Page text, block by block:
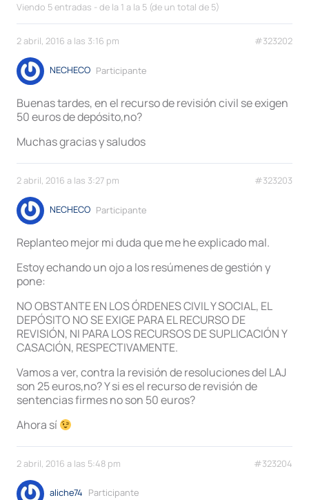
Viendo 5 entradas - de la 1 a la 5 (de un total de 5)
2 abril, 2016 a las 3:16 pm #323202
NECHECO Participante
Buenas tardes, en el recurso de revisión civil se exigen
50 euros de depósito,no?
Muchas gracias y saludos
2 abril, 2016 a las 3:27 pm #323203
NECHECO Participante
Replanteo mejor mi duda que me he explicado mal.
Estoy echando un ojo a los resúmenes de gestión y
pone:
NO OBSTANTE EN LOS ÓRDENES CIVIL Y SOCIAL, EL
DEPÓSITO NO SE EXIGE PARA EL RECURSO DE
REVISIÓN, NI PARA LOS RECURSOS DE SUPLICACIÓN Y
CASACIÓN, RESPECTIVAMENTE.
Vamos a ver, contra la revisión de resoluciones del LAJ
son 25 euros,no? Y si es el recurso de revisión de
sentencias firmes no son 50 euros?
Ahora sí
2 abril, 2016 a las 5:48 pm #323204
aliche74 Participante